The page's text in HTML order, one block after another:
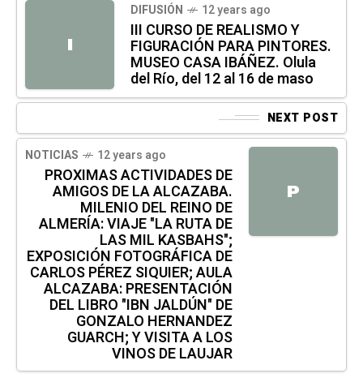
I
DIFUSIÓN 12 years ago
III CURSO DE REALISMO Y
FIGURACIÓN PARA PINTORES.
MUSEO CASA IBÁÑEZ. Olula
del Río, del 12 al 16 de maso
NEXT POST
P
NOTICIAS 12 years ago
PROXIMAS ACTIVIDADES DE
AMIGOS DE LA ALCAZABA.
MILENIO DEL REINO DE
ALMERÍA: VIAJE "LA RUTA DE
LAS MIL KASBAHS";
EXPOSICIÓN FOTOGRÁFICA DE
CARLOS PÉREZ SIQUIER; AULA
ALCAZABA: PRESENTACIÓN
DEL LIBRO "IBN JALDÚN" DE
GONZALO HERNANDEZ
GUARCH; Y VISITA A LOS
VINOS DE LAUJAR